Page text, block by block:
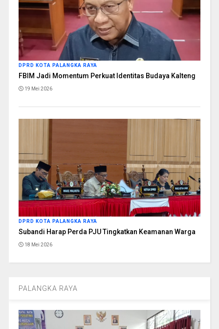
DPRD KOTA PALANGKA RAYA
FBIM Jadi Momentum Perkuat Identitas Budaya Kalteng
19 Mei 2026
DPRD KOTA PALANGKA RAYA
Subandi Harap Perda PJU Tingkatkan Keamanan Warga
18 Mei 2026
PALANGKA RAYA